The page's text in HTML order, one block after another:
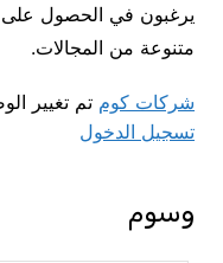
يرغبون في الحصول على
متنوعة من المجالات.
شركات كوم تم تغيير
تسجيل الدخول
وسوم